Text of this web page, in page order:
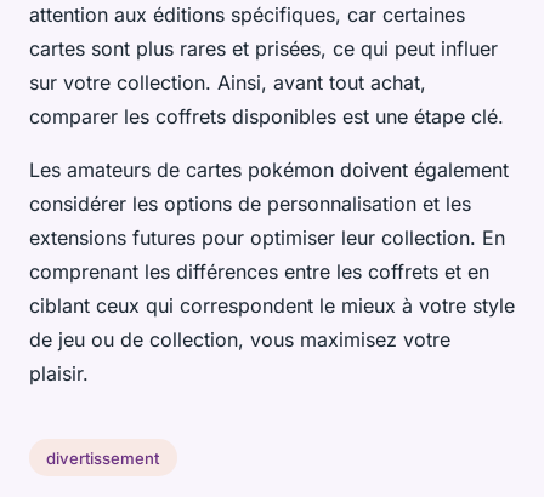
attention aux éditions spécifiques, car certaines
cartes sont plus rares et prisées, ce qui peut influer
sur votre collection. Ainsi, avant tout achat,
comparer les coffrets disponibles est une étape clé.
Les amateurs de cartes pokémon doivent également
considérer les options de personnalisation et les
extensions futures pour optimiser leur collection. En
comprenant les différences entre les coffrets et en
ciblant ceux qui correspondent le mieux à votre style
de jeu ou de collection, vous maximisez votre
plaisir.
divertissement